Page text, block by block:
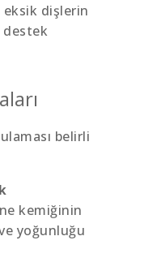
eksik dişlerin
belirli
kemiğinin
yoğunluğu